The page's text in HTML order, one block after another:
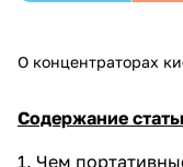
О концентраторах
Содержание
1. Чем